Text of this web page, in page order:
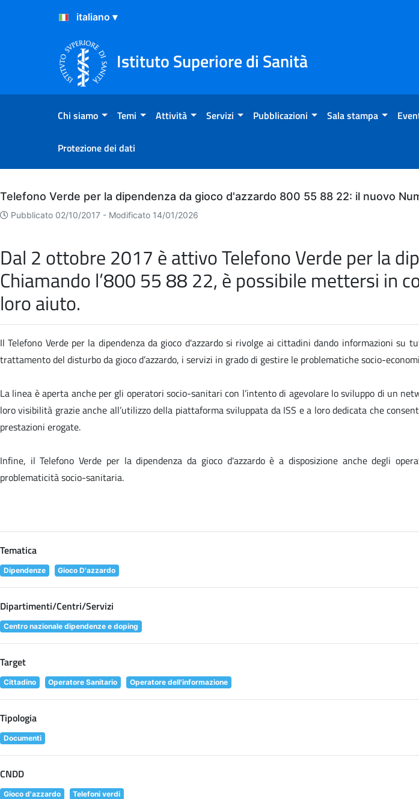
Salta al Contenuto
Salta al Footer
Istituto Superiore di Sanità
Chi siamo Temi Attività Servizi Pubblicazioni Sala stampa
Protezione dei dati
Archivio
Telefono Verde per la dipendenza da gioco d'azzardo 800 55 88 22: il nuovo
Pubblicato 02/10/2017 - Modificato 14/01/2026
Dal 2 ottobre 2017 è attivo Telefono Verde per la
Chiamando l’800 55 88 22, è possibile mettersi in
loro aiuto.
Il Telefono Verde per la dipendenza da gioco d'azzardo si rivolge ai cittadini dando informazioni
trattamento del disturbo da gioco d’azzardo, i servizi in grado di gestire le problematiche socio-
La linea è aperta anche per gli operatori socio-sanitari con l’intento di agevolare lo sviluppo di un
loro visibilità grazie anche all’utilizzo della piattaforma sviluppata da ISS e a loro dedicata che
prestazioni erogate.
Infine, il Telefono Verde per la dipendenza da gioco d'azzardo è a disposizione anche degli
problematicità socio-sanitaria.
Tematica
Dipendenze Gioco D'azzardo
Dipartimenti/Centri/Servizi
Centro nazionale dipendenze e doping
Target
Cittadino Operatore Sanitario Operatore dell'informazione
Tipologia
Documenti
CNDD
Gioco d'azzardo Telefoni verdi